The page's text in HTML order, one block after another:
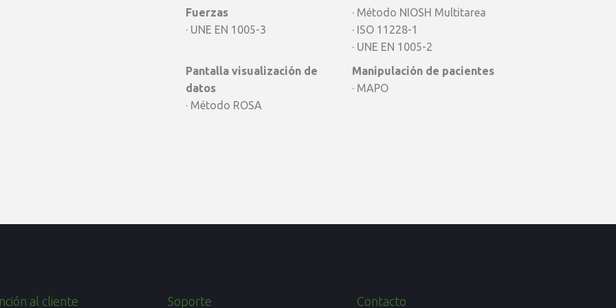
Fuerzas
· UNE EN 1005-3
· Método NIOSH Multitarea
· ISO 11228-1
· UNE EN 1005-2
Pantalla visualización de
datos
· Método ROSA
Manipulación de pacientes
· MAPO
al cliente Soporte Contacto